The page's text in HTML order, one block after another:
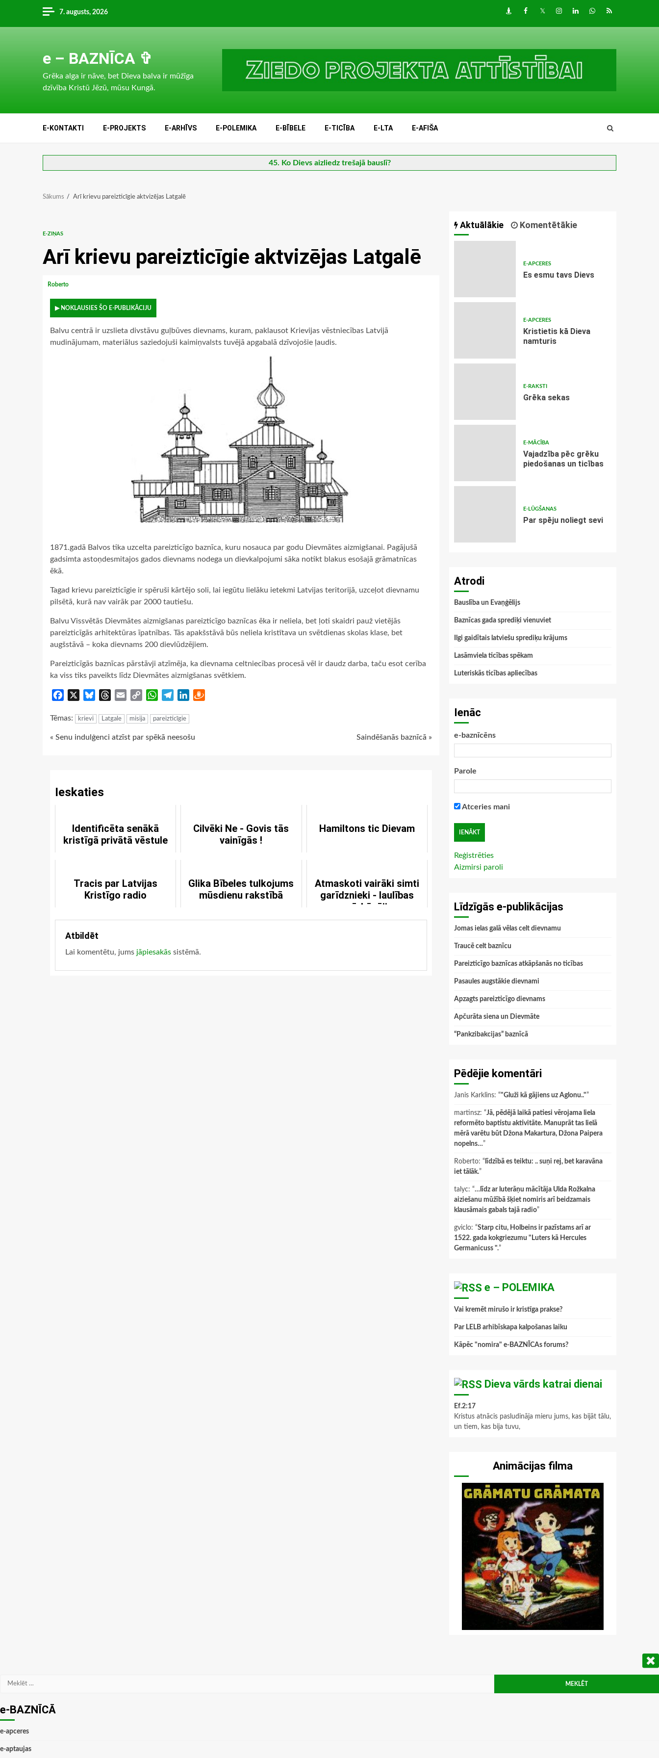
content
7. augusts, 2026 DraugiemFacebook
TwitterInstagram
LinkedInwhatsapp
RSS
e – BAZNĪCA ✞
Grēka alga ir nāve, bet Dieva balva ir mūžīga
dzīvība Kristū Jēzū, mūsu Kungā.
E-KONTAKTI E-PROJEKTS E-ARHĪVS E-POLEMIKA E-BĪBELE E-TICĪBA E-LTA E-AFIŠA
45. Ko Dievs aizliedz trešajā bauslī?
Sākums Arī krievu pareizticīgie aktvizējas Latgalē
E-ZIŅAS
Arī krievu pareizticīgie aktvizējas Latgalē
Roberto
▶ NOKLAUSIES ŠO E-PUBLIKĀCIJU
Balvu centrā ir uzslieta divstāvu guļbūves dievnams, kuram, paklausot Krievijas vēstniecības Latvijā
mudinājumam, materiālus saziedojuši kaimiņvalsts tuvējā apgabalā dzīvojošie ļaudis.
1871.gadā Balvos tika uzcelta pareizticīgo baznīca, kuru nosauca par godu Dievmātes aizmigšanai. Pagājušā
gadsimta astoņdesmitajos gados dievnams nodega un dievkalpojumi sāka notikt blakus esošajā grāmatnīcas
ēkā.
Tagad krievu pareizticīgie ir spēruši kārtējo soli, lai iegūtu lielāku ietekmi Latvijas teritorijā, uzceļot dievnamu
pilsētā, kurā nav vairāk par 2000 tautiešu.
Balvu Vissvētās Dievmātes aizmigšanas pareizticīgo baznīcas ēka ir neliela, bet ļoti skaidri pauž vietējās
pareizticīgās arhitektūras īpatnības. Tās apakšstāvā būs neliela kristītava un svētdienas skolas klase, bet
augšstāvā – koka dievnams 200 dievlūdzējiem.
Pareizticīgās baznīcas pārstāvji atzīmēja, ka dievnama celtniecības procesā vēl ir daudz darba, taču esot cerība
ka viss tiks paveikts līdz Dievmātes aizmigšanas svētkiem.
Facebook BlueskyThreads
Email
Copy
WhatsApp
TelegramLinkedIn
Tēmas: krievi Latgale misija pareizticīgie
Continue
« Senu indulģenci atzīst par spēkā neesošu Saindēšanās baznīcā »
Ieskaties
Identificēta senākā
kristīgā privātā vēstule
Cilvēki Ne - Govis tās
vainīgās !
Hamiltons tic Dievam
Tracis par Latvijas
Kristīgo radio
Glika Bībeles tulkojums
mūsdienu rakstībā
Atmaskoti vairāki simti
garīdznieki - laulības
pārkāpēji
Atbildēt
Lai komentētu, jums jāpiesakās sistēmā.
Aktuālākie Komentētākie
E-APCERES
Es esmu tavs Dievs
E-APCERES
Kristietis kā Dieva
namturis
E-RAKSTI
Grēka sekas
E-MĀCĪBA
Vajadzība pēc grēku
piedošanas un ticības
E-LŪGŠANAS
Par spēju noliegt sevi
Atrodi
Bauslība un Evaņģēlijs
Baznīcas gada sprediķi vienuviet
Ilgi gaidītais latviešu sprediķu krājums
Lasāmviela ticības spēkam
Luteriskās ticības apliecības
Ienāc
e-baznīcēns
Parole
Atceries mani
Reģistrēties
Aizmirsi paroli
Līdzīgās e-publikācijas
Jomas ielas galā vēlas celt dievnamu
Traucē celt baznīcu
Pareizticīgo baznīcas atkāpšanās no ticības
Pasaules augstākie dievnami
Apzagts pareizticīgo dievnams
Apčurāta siena un Dievmāte
“Pankzibakcijas” baznīcā
Pēdējie komentāri
Janis Karklins: “"Gluži kā gājiens uz Aglonu.."”
martinsz: “Jā, pēdējā laikā patiesi vērojama liela
reformēto baptistu aktivitāte. Manuprāt tas lielā
mērā varētu būt Džona Makartura, Džona Paipera
nopelns…”
Roberto: “ līdzībā es teiktu: .. suņi rej, bet karavāna
iet tālāk.”
talyc: “…līdz ar luterāņu mācītāja Ulda Rožkalna
aiziešanu mūžībā šķiet nomiris arī beidzamais
klausāmais gabals tajā radio”
gviclo: “Starp citu, Holbeins ir pazīstams arī ar
1522. gada kokgriezumu "Luters kā Hercules
Germanicuss ".”
e – POLEMIKA
Vai kremēt mirušo ir kristīga prakse?
Par LELB arhibīskapa kalpošanas laiku
Kāpēc "nomira" e-BAZNĪCAs forums?
Dieva vārds katrai dienai
Ef.2:17
Kristus atnācis pasludināja mieru jums, kas bijāt tālu,
un tiem, kas bija tuvu,
Animācijas filma
Meklēt:
e-BAZNĪCĀ
e-apceres
e-aptaujas